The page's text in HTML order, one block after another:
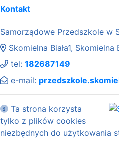
Kontakt
Samorządowe Przedszkole w
Skomielna Biała1, Skomielna
tel: 182687149
e-mail:
Ta strona korzysta
tylko z plików cookies
niezbędnych do użytkowania